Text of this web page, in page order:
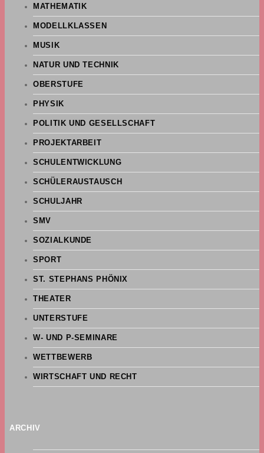
MATHEMATIK
MODELLKLASSEN
MUSIK
NATUR UND TECHNIK
OBERSTUFE
PHYSIK
POLITIK UND GESELLSCHAFT
PROJEKTARBEIT
SCHULENTWICKLUNG
SCHÜLERAUSTAUSCH
SCHULJAHR
SMV
SOZIALKUNDE
SPORT
ST. STEPHANS PHÖNIX
THEATER
UNTERSTUFE
W- UND P-SEMINARE
WETTBEWERB
WIRTSCHAFT UND RECHT
ARCHIV